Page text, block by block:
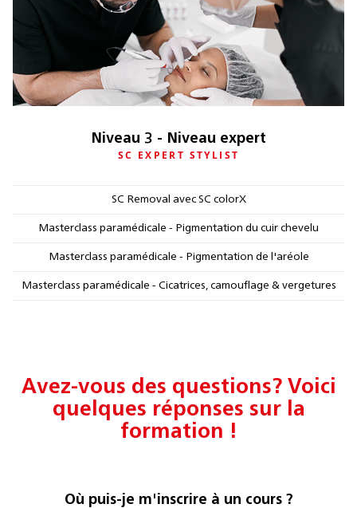
Niveau 3 - Niveau expert
SC EXPERT STYLIST
SC Removal avec SC colorX
Masterclass paramédicale - Pigmentation du cuir chevelu
Masterclass paramédicale - Pigmentation de l'aréole
Masterclass paramédicale - Cicatrices, camouflage & vergetures
Avez-vous des questions? Voici
quelques réponses sur la
formation !
Où puis-je m'inscrire à un cours ?